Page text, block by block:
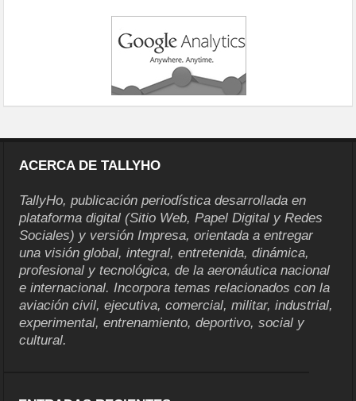
ACERCA DE TALLYHO
TallyHo, publicación periodística desarrollada en
plataforma digital (Sitio Web, Papel Digital y Redes
Sociales) y versión Impresa, orientada a entregar
una visión global, integral, entretenida, dinámica,
profesional y tecnológica, de la aeronáutica nacional
e internacional. Incorpora temas relacionados con la
aviación civil, ejecutiva, comercial, militar, industrial,
experimental, entrenamiento, deportivo, social y
cultural.